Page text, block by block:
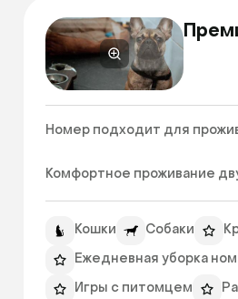
Номер подходит для
Комфортное проживание
Кошки Собаки
Ежедневная уборка
Игры с питомцем